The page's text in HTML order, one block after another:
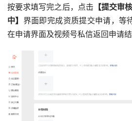
按要求填写完之后，点击 【提交审核
中】 界面即完成资质提交申请，等
在申请界面及视频号私信返回申请结